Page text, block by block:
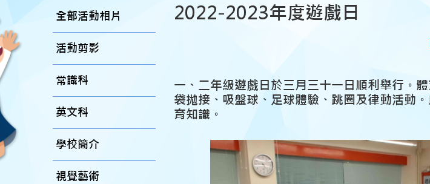
全部活動相片
活動剪影
常識科
英文科
學校簡介
視覺藝術
2022-2023年度遊戲日
一、二年級遊戲日於三月三十一日順利舉行。
袋拋接、吸盤球、足球體驗、跳圈及律動活動
育知識。